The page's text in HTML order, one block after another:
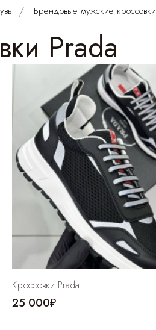
Брендовые мужские кроссовки
Prada
Кроссовки Prada
25 000₽